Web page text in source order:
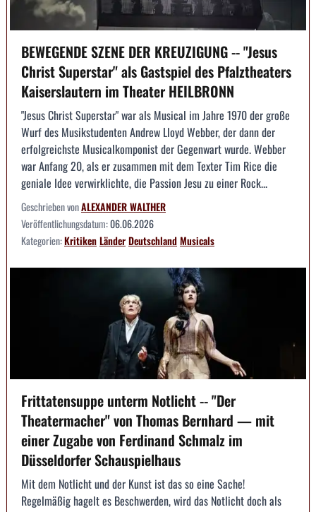
BEWEGENDE SZENE DER KREUZIGUNG -- "Jesus
Christ Superstar" als Gastspiel des Pfalztheaters
Kaiserslautern im Theater HEILBRONN
"Jesus Christ Superstar" war als Musical im Jahre 1970 der große
Wurf des Musikstudenten Andrew Lloyd Webber, der dann der
erfolgreichste Musicalkomponist der Gegenwart wurde. Webber
war Anfang 20, als er zusammen mit dem Texter Tim Rice die
geniale Idee verwirklichte, die Passion Jesu zu einer Rock...
Geschrieben vonALEXANDER WALTHER
Veröffentlichungsdatum:06.06.2026
Kategorien:KritikenLänderDeutschlandMusicals
Frittatensuppe unterm Notlicht -- "Der
Theatermacher" von Thomas Bernhard — mit
einer Zugabe von Ferdinand Schmalz im
Düsseldorfer Schauspielhaus
Mit dem Notlicht und der Kunst ist das so eine Sache!
Regelmäßig hagelt es Beschwerden, wird das Notlicht doch als